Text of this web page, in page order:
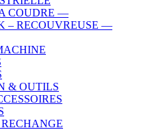
COUDRE —
– RECOUVREUSE —
& OUTILS